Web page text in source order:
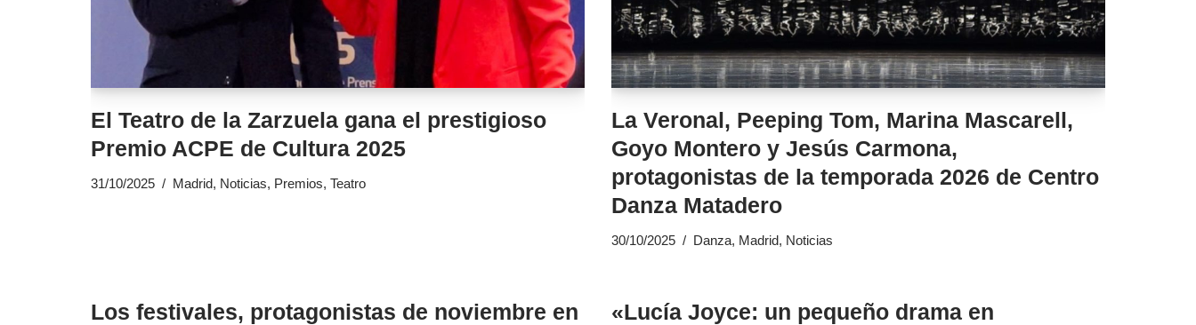
El Teatro de la Zarzuela gana el prestigioso
Premio ACPE de Cultura 2025
31/10/2025 Madrid, Noticias, Premios, Teatro
La Veronal, Peeping Tom, Marina Mascarell,
Goyo Montero y Jesús Carmona,
protagonistas de la temporada 2026 de Centro
Danza Matadero
30/10/2025 Danza, Madrid, Noticias
Los festivales, protagonistas de noviembre en
«Lucía Joyce: un pequeño drama en